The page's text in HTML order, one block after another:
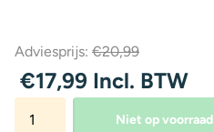
Adviesprijs: €20,99
€17,99 Incl. BTW
Niet op voorraad